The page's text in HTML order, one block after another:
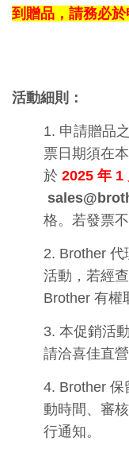
到贈品，請務必於
活動細則：
1. 申請贈品
票日期須在
於 2025 年 1
格。若發票
2. Brother 代
活動，若經
Brother 有權
3. 本促銷活
請洽喜佳直
4. Brother 保
動時間、審
行通知。